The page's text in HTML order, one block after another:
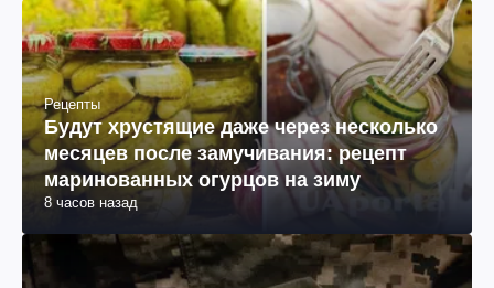
Рецепты
Будут хрустящие даже через несколько
месяцев после замучивания: рецепт
маринованных огурцов на зиму